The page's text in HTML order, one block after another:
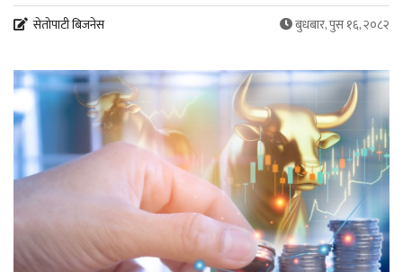
सेतोपाटी बिजनेस बुधबार, पुस १६, २०८२